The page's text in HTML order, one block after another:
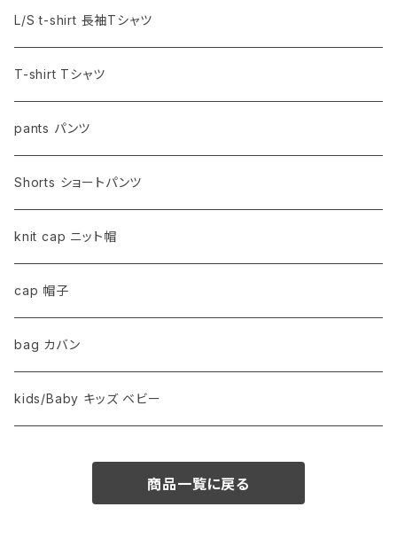
L/S t-shirt 長袖Tシャツ
T-shirt Tシャツ
pants パンツ
Shorts ショートパンツ
knit cap ニット帽
cap 帽子
bag カバン
kids/Baby キッズ ベビー
商品一覧に戻る